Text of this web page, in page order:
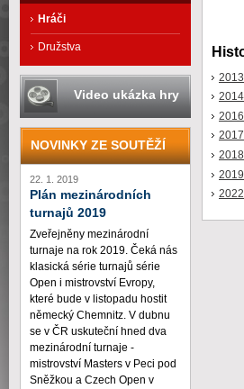
Hráči
Družstva
Video ukázka hry
NOVINKY ZE SOUTĚŽÍ
22. 1. 2019
Plán mezinárodních
turnajů 2019
Zveřejněny mezinárodní
turnaje na rok 2019. Čeká nás
klasická série turnajů série
Open i mistrovství Evropy,
které bude v listopadu hostit
německý Chemnitz. V dubnu
se v ČR uskuteční hned dva
mezinárodní turnaje -
mistrovství Masters v Peci pod
Sněžkou a Czech Open v